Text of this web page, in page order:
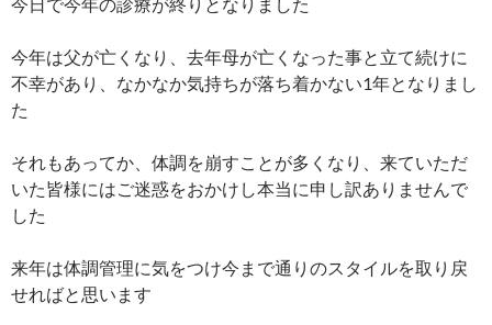
今年は父が亡くなり、去年母が亡くなった事と立て続けに
不幸があり、なかなか気持ちが落ち着かない1年となりまし
た
それもあってか、体調を崩すことが多くなり、来ていただ
いた皆様にはご迷惑をおかけし本当に申し訳ありませんで
した
来年は体調管理に気をつけ今まで通りのスタイルを取り戻
せればと思います